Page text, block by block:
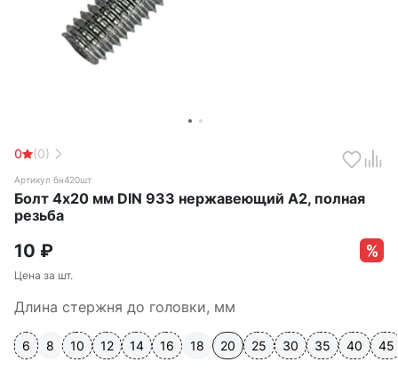
0 (0)
Артикул бн420шт
Болт 4х20 мм DIN 933 нержавеющий А2, полная
резьба
10 ₽
Цена за шт.
Длина стержня до головки, мм
6 8 10 12 14 16 18 20 25 30 35 40 45